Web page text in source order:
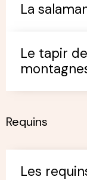
La
Le tapir
Requins
Les